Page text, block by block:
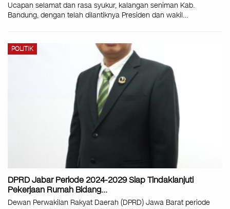
Ucapan selamat dan rasa syukur, kalangan seniman Kab.
Bandung, dengan telah dilantiknya Presiden dan wakil…
POLITIK
DPRD Jabar Periode 2024-2029 Siap Tindaklanjuti
Pekerjaan Rumah Bidang…
Dewan Perwakilan Rakyat Daerah (DPRD) Jawa Barat periode